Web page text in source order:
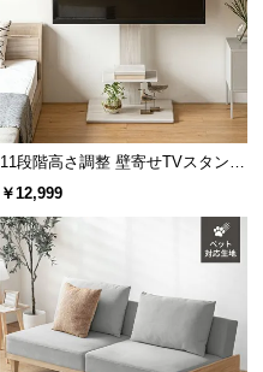
11段階高さ調整 壁寄せTVスタンド
キャスター付き 上下左右角度調節
￥12,999